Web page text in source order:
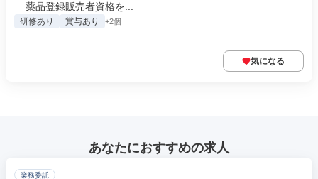
薬品登録販売者資格を...
研修あり 賞与あり +2個
気になる
あなたにおすすめの求人
業務委託